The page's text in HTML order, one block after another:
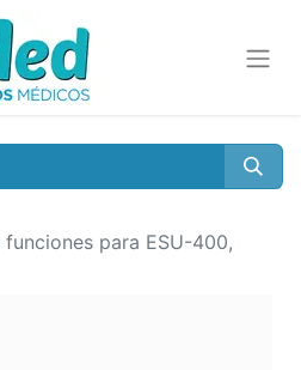
para ESU-400,